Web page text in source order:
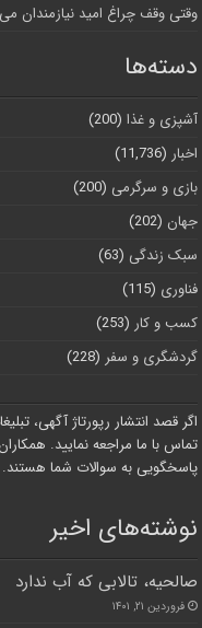
وقتی وقف چراغ امید نیازمندان
دسته‌ها
آشپزی و غذا (200)
اخبار (11,736)
بازی و سرگرمی (200)
جهان (202)
سبک زندگی (63)
فناوری (115)
کسب و کار (253)
گردشگری و سفر (228)
اگر قصد انتشار رپورتاژ آگهی،
تماس با ما مراجعه نمایید.
پاسخگویی به سوالات شما هستند.
نوشته‌های اخیر
صالحیه، تالابی که آب ندارد
فروردین ۲۱, ۱۴۰۱